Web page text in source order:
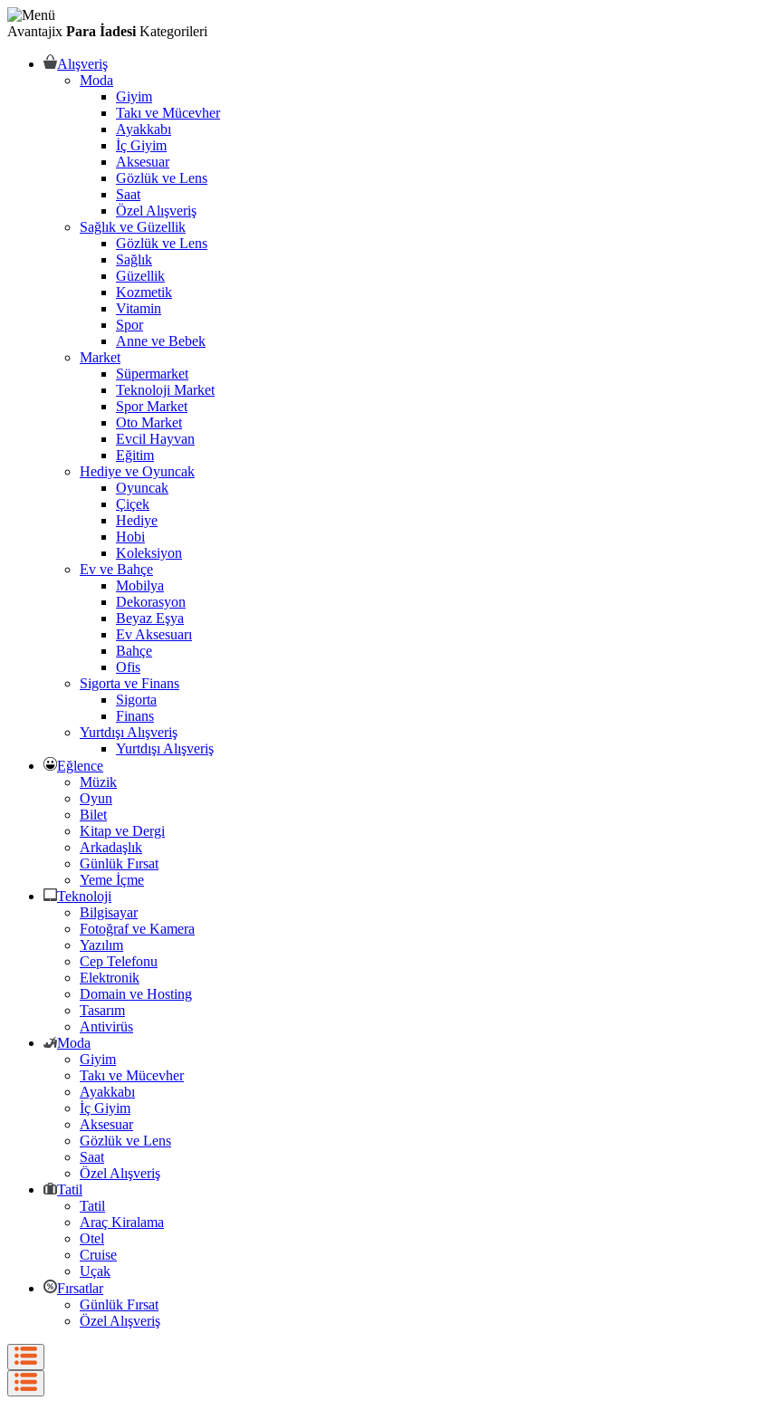
Avantajix Para İadesi Kategorileri
Alışveriş
Moda
Giyim
Takı ve Mücevher
Ayakkabı
İç Giyim
Aksesuar
Gözlük ve Lens
Saat
Özel Alışveriş
Sağlık ve Güzellik
Gözlük ve Lens
Sağlık
Güzellik
Kozmetik
Vitamin
Spor
Anne ve Bebek
Market
Süpermarket
Teknoloji Market
Spor Market
Oto Market
Evcil Hayvan
Eğitim
Hediye ve Oyuncak
Oyuncak
Çiçek
Hediye
Hobi
Koleksiyon
Ev ve Bahçe
Mobilya
Dekorasyon
Beyaz Eşya
Ev Aksesuarı
Bahçe
Ofis
Sigorta ve Finans
Sigorta
Finans
Yurtdışı Alışveriş
Yurtdışı Alışveriş
Eğlence
Müzik
Oyun
Bilet
Kitap ve Dergi
Arkadaşlık
Günlük Fırsat
Yeme İçme
Teknoloji
Bilgisayar
Fotoğraf ve Kamera
Yazılım
Cep Telefonu
Elektronik
Domain ve Hosting
Tasarım
Antivirüs
Moda
Giyim
Takı ve Mücevher
Ayakkabı
İç Giyim
Aksesuar
Gözlük ve Lens
Saat
Özel Alışveriş
Tatil
Tatil
Araç Kiralama
Otel
Cruise
Uçak
Fırsatlar
Günlük Fırsat
Özel Alışveriş